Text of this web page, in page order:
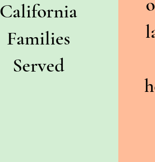
California
Families
Served